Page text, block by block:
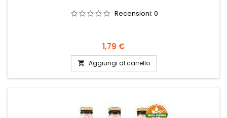
Recensioni: 0
Prezzo
1,79 €
 Aggiungi al carrello